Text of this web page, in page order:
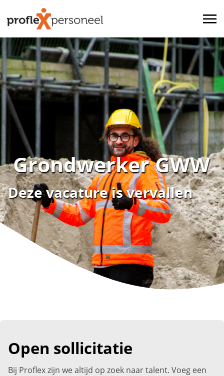
Grondwerker GWW
Deze vacature is vervallen
Open sollicitatie
Bij Proflex zijn we altijd op zoek naar talent. Voeg een